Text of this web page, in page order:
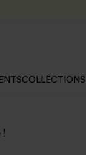
COLLECTIONS